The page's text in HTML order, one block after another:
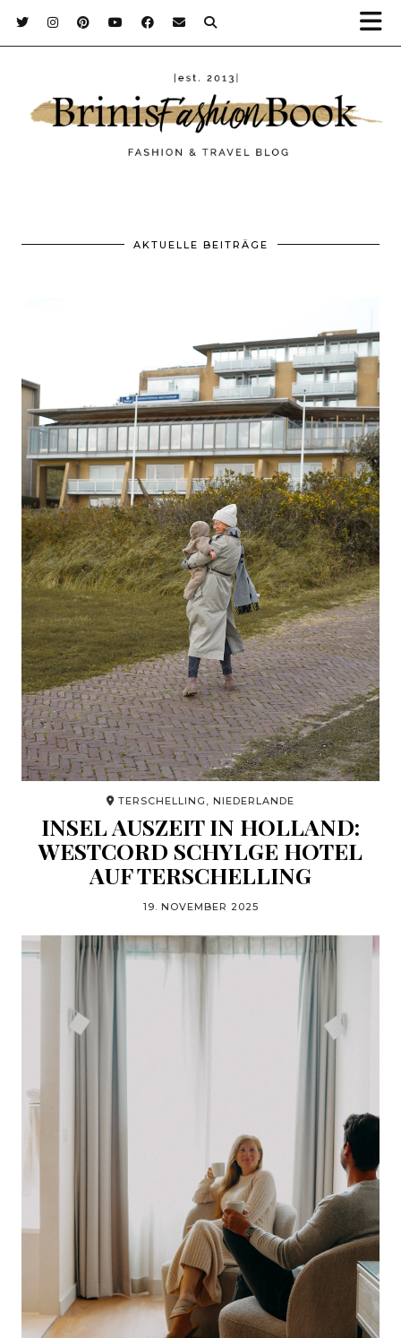
AKTUELLE BEITRÄGE
TERSCHELLING, NIEDERLANDE
INSEL AUSZEIT IN HOLLAND:
WESTCORD SCHYLGE HOTEL
AUF TERSCHELLING
19. NOVEMBER 2025